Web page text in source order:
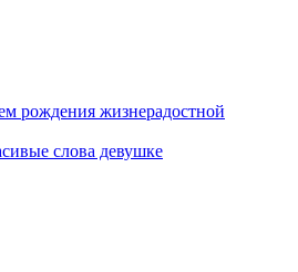
рождения жизнерадостной
слова девушке